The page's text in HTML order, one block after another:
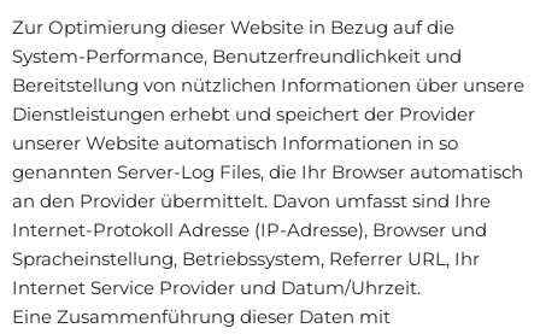
Zur Optimierung dieser Website in Bezug auf die
System-Performance, Benutzerfreundlichkeit und
Bereitstellung von nützlichen Informationen über unsere
Dienstleistungen erhebt und speichert der Provider
unserer Website automatisch Informationen in so
genannten Server-Log Files, die Ihr Browser automatisch
an den Provider übermittelt. Davon umfasst sind Ihre
Internet-Protokoll Adresse (IP-Adresse), Browser und
Spracheinstellung, Betriebssystem, Referrer URL, Ihr
Internet Service Provider und Datum/Uhrzeit.
Eine Zusammenführung dieser Daten mit